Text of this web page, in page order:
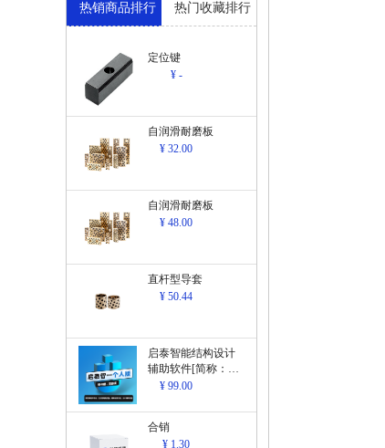
热销商品排行 热门收藏排行
定位键
¥ -
自润滑耐磨板
¥ 32.00
自润滑耐磨板
¥ 48.00
直杆型导套
¥ 50.44
启泰智能结构设计
辅助软件[简称：结
构设计辅助软
¥ 99.00
合销
¥ 1.30